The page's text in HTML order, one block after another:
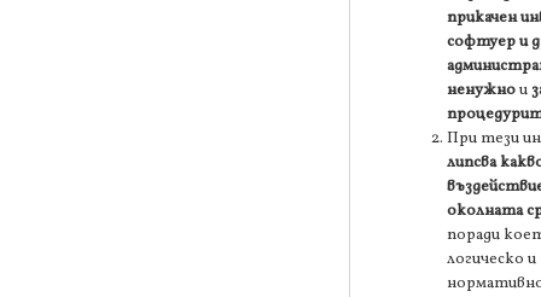
прикачен
софтуер и
ненужнои
При тези
липсва
околната
поради
логическо и